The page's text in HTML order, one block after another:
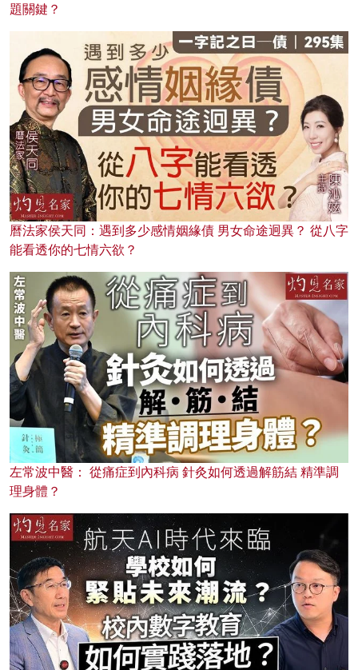
題關鍵？
曆法家侯天同：遇到多少感情姻緣債 男女命途迥異？ 從八字
能看透你的七情六欲？
左常波中醫： 從痛症到內科病 針灸如何透過解筋結 精準調
理身體？